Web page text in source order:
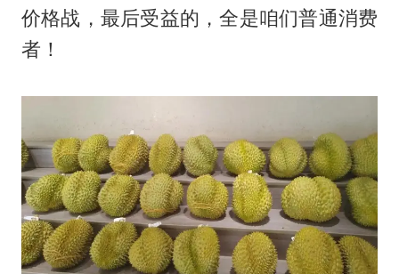
价格战，最后受益的，全是咱们普通消费
者！